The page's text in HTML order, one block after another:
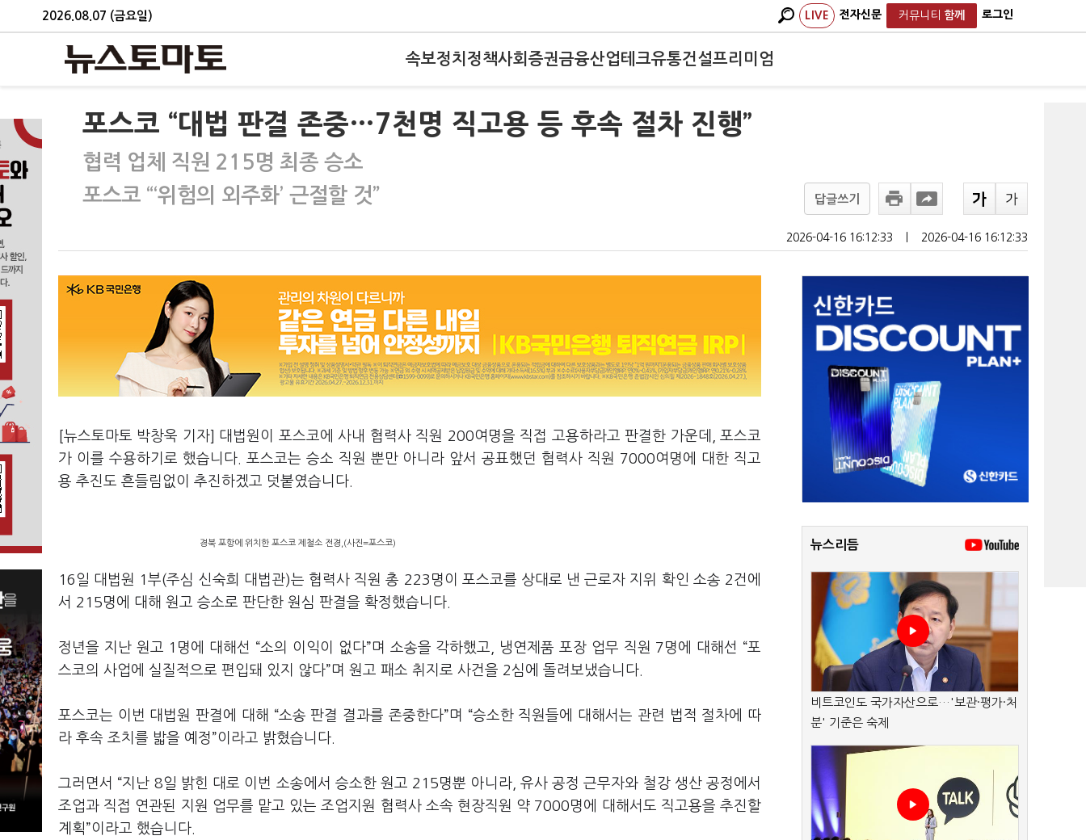
2026.08.07 (금요일) LIVE 전자신문 커뮤니티 함께 로그인
속보정치 정책사회 증권금융산업테크유통건설프리미엄
포스코 “대법 판결 존중…7천명 직고용 등 후속 절차 진행”
협력 업체 직원 215명 최종 승소
포스코 “‘위험의 외주화’ 근절할 것”
답글쓰기
2026-04-16 16:12:33 2026-04-16 16:12:33
[뉴스토마토 박창욱 기자] 대법원이 포스코에 사내 협력사 직원 200여명을 직접 고용하라고 판결한 가운데, 포스코
가 이를 수용하기로 했습니다. 포스코는 승소 직원 뿐만 아니라 앞서 공표했던 협력사 직원 7000여명에 대한 직고
용 추진도 흔들림없이 추진하겠고 덧붙였습니다.
경북 포항에 위치한 포스코 제철소 전경,(사진=포스코)
16일 대법원 1부(주심 신숙희 대법관)는 협력사 직원 총 223명이 포스코를 상대로 낸 근로자 지위 확인 소송 2건에
서 215명에 대해 원고 승소로 판단한 원심 판결을 확정했습니다.
정년을 지난 원고 1명에 대해선 “소의 이익이 없다”며 소송을 각하했고, 냉연제품 포장 업무 직원 7명에 대해선 “포
스코의 사업에 실질적으로 편입돼 있지 않다”며 원고 패소 취지로 사건을 2심에 돌려보냈습니다.
포스코는 이번 대법원 판결에 대해 “소송 판결 결과를 존중한다”며 “승소한 직원들에 대해서는 관련 법적 절차에 따
라 후속 조치를 밟을 예정”이라고 밝혔습니다.
그러면서 “지난 8일 밝힌 대로 이번 소송에서 승소한 원고 215명뿐 아니라, 유사 공정 근무자와 철강 생산 공정에서
조업과 직접 연관된 지원 업무를 맡고 있는 조업지원 협력사 소속 현장직원 약 7000명에 대해서도 직고용을 추진할
계획”이라고 했습니다.
뉴스리듬
비트코인도 국가자산으로…'보관·평가·처
분' 기준은 숙제